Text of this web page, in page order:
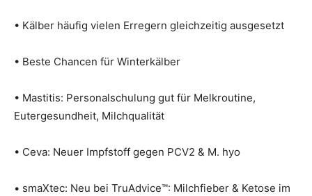
• Kälber häufig vielen Erregern gleichzeitig ausgesetzt
• Beste Chancen für Winterkälber
• Mastitis: Personalschulung gut für Melkroutine,
Eutergesundheit, Milchqualität
• Ceva: Neuer Impfstoff gegen PCV2 & M. hyo
• smaXtec: Neu bei TruAdvice™: Milchfieber & Ketose im